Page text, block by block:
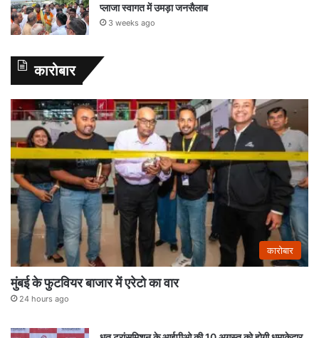
प्लाजा स्वागत में उमड़ा जनसैलाब
3 weeks ago
कारोबार
कारोबार
मुंबई के फुटवियर बाजार में एरेटो का वार
24 hours ago